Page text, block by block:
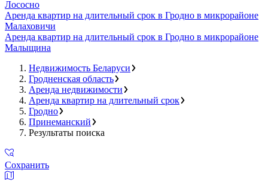
Лососно
Аренда квартир на длительный срок в Гродно в микрорайоне
Малаховичи
Аренда квартир на длительный срок в Гродно в микрорайоне
Малыщина
Недвижимость Беларуси
Гродненская область
Аренда недвижимости
Аренда квартир на длительный срок
Гродно
Принеманский
Результаты поиска
Сохранить